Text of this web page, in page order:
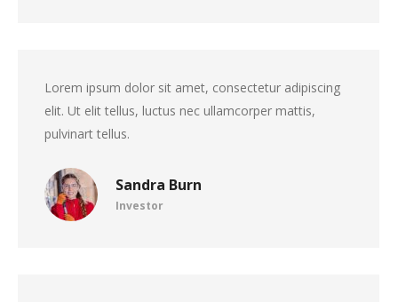
Sandra Burn
Investor
Lorem ipsum dolor sit amet, consectetur adipiscing
elit. Ut elit tellus, luctus nec ullamcorper mattis,
pulvinart tellus.